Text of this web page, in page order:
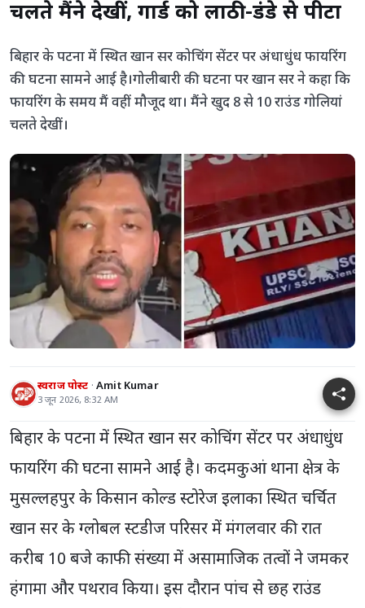
चलते मैंने देखीं, गार्ड को लाठी-डंडे से पीटा
बिहार के पटना में स्थित खान सर कोचिंग सेंटर पर अंधाधुंध फायरिंग
की घटना सामने आई है।गोलीबारी की घटना पर खान सर ने कहा कि
फायरिंग के समय मैं वहीं मौजूद था। मैंने खुद 8 से 10 राउंड गोलियां
चलते देखीं।
स्वराज पोस्ट Amit Kumar
3 जून 2026, 8:32 AM
बिहार के पटना में स्थित खान सर कोचिंग सेंटर पर अंधाधुंध
फायरिंग की घटना सामने आई है। कदमकुआं थाना क्षेत्र के
मुसल्लहपुर के किसान कोल्ड स्टोरेज इलाका स्थित चर्चित
खान सर के ग्लोबल स्टडीज परिसर में मंगलवार की रात
करीब 10 बजे काफी संख्या में असामाजिक तत्वों ने जमकर
हंगामा और पथराव किया। इस दौरान पांच से छह राउंड